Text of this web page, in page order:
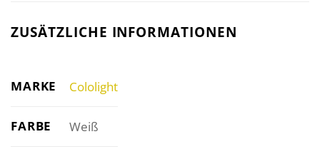
ZUSÄTZLICHE INFORMATIONEN
MARKE Cololight
FARBE Weiß